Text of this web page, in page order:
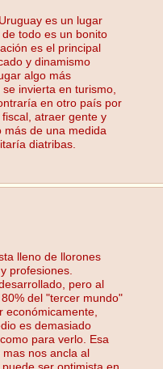
es un lugar
todo es un bonito
es el principal
y dinamismo
algo más
invierta en turismo,
en otro país por
atraer gente y
de una medida
diatribas.
lleno de llorones
profesiones.
pero al
del "tercer mundo"
económicamente,
es demasiado
para verlo. Esa
nos ancla al